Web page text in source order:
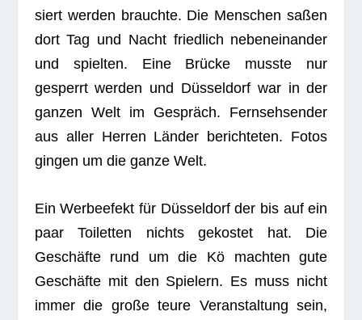
siert wer­den brauchte. Die Men­schen saßen
dort Tag und Nacht fried­lich neben­ein­an­der
und spiel­ten. Eine Brü­cke musste nur
gesperrt wer­den und Düs­sel­dorf war in der
gan­zen Welt im Gespräch. Fern­seh­sen­der
aus aller Her­ren Län­der berich­te­ten. Fotos
gin­gen um die ganze Welt.
Ein Wer­bee­fekt für Düs­sel­dorf der bis auf ein
paar Toi­let­ten nichts gekos­tet hat. Die
Geschäfte rund um die Kö mach­ten gute
Geschäfte mit den Spie­lern. Es muss nicht
immer die große teure Ver­an­stal­tung sein,